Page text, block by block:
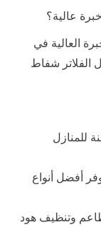
عالية؟
العالية في
الفلاتر شفاط
للمنازل
أفضل أنواع
وتنظيف هود